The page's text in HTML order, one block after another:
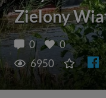
Zielony
0
0
6950